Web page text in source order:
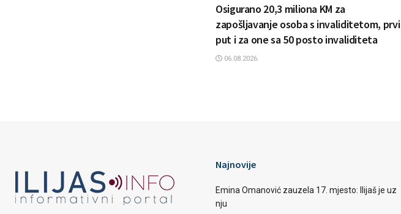
Osigurano 20,3 miliona KM za
zapošljavanje osoba s invaliditetom, prvi
put i za one sa 50 posto invaliditeta
06.08.2026.
Najnovije
Emina Omanović zauzela 17. mjesto: Ilijaš je uz
nju